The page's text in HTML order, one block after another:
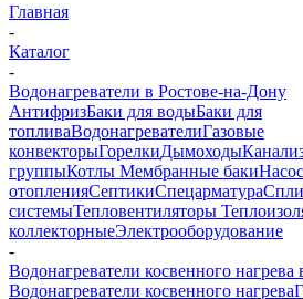
Главная
-
Каталог
-
Водонагреватели в Ростове-на-Дону
АнтифризБаки для водыБаки для
топливаВодонагревателиГазовые
конвекторыГорелкиДымоходы
группыКотлы Мембранные баки
отопленияСептикиСпецарматура
системыТепловентиляторы
коллекторныеЭлектрооборудование
-
Водонагреватели косвенного
Водонагреватели косвенного нагрева